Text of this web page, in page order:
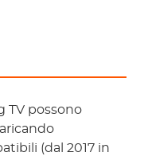
TV possono
(dal 2017 in